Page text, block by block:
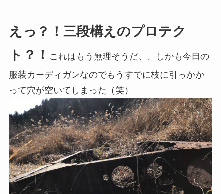
えっ？！三段構えのプロテク
ト？！
これはもう無理そうだ、、しかも今日の
服装カーディガンなのでもうすでに枝に引っかか
って穴が空いてしまった（笑）